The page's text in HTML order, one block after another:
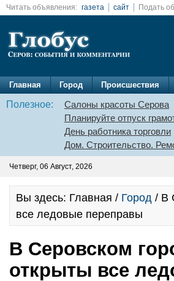
Читать объявления: газета сайт Подать
Главная Город Происшествия
Полезное: Салоны красоты Серова
Планируйте отпуск
День работника торговли
Дом. Строительство.
Четверг, 06 Август, 2026
Вы здесь: Главная / Город / В
все ледовые переправы
В Серовском
открыты все